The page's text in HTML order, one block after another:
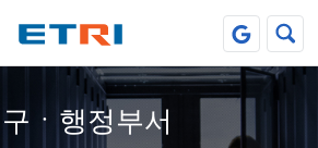
ㆍ행정부서